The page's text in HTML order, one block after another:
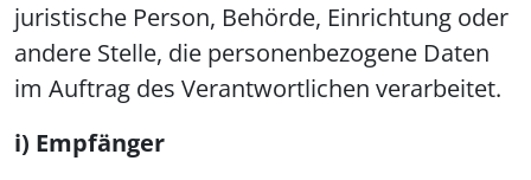
juristische Person, Behörde, Einrichtung oder
andere Stelle, die personenbezogene Daten
im Auftrag des Verantwortlichen verarbeitet.
i) Empfänger